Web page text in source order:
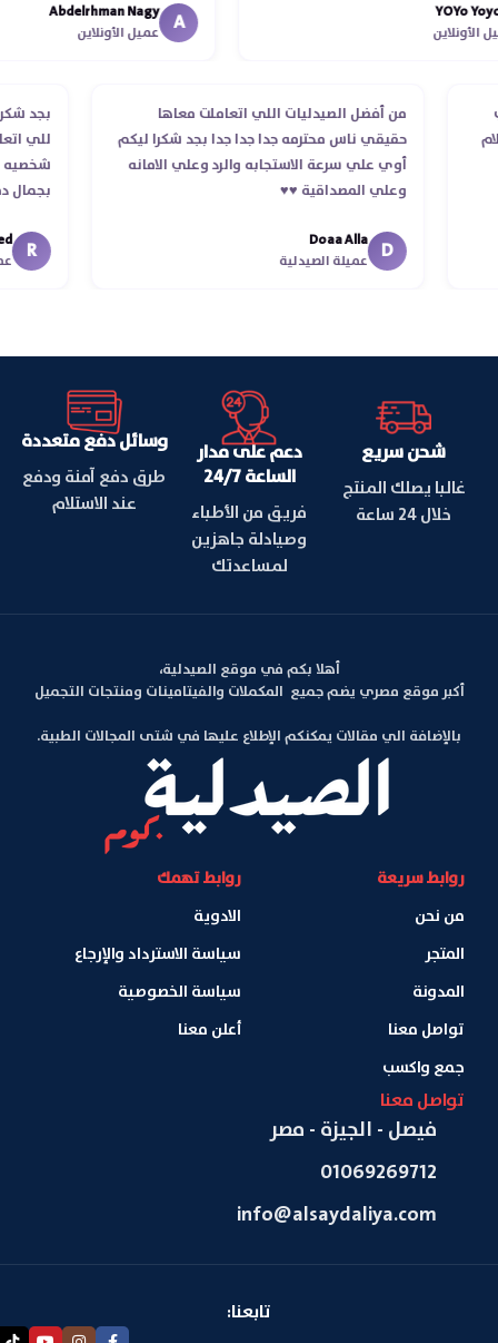
انتهاء موعد عمله ..فضل يتابع
استلمت ..شكرا جزيلا ليكم
Abdelrhman Nagy
عميل الأونلاين
من أفضل الصيدليات اللي اتعاملت معاها
حقيقي ناس محترمه جدا جدا جدا بجد شكرا ليكم
أوي علي سرعة الاستجابه والرد وعلي الامانه
وعلي المصداقية ♥️♥️‏
D
Doaa Alla
عميلة الصيدلية
شحن سريع
غالبا يصلك المنتج
خلال 24 ساعة
دعم على مدار
الساعة 24/7
فريق من الأطباء
وصيادلة جاهزين
لمساعدتك
وسائل دفع متعددة
طرق دفع آمنة ودفع
عند الاستلام
أهلا بكم في موقع الصيدلية،
أكبر موقع مصري يضم جميع المكملات والفيتامينات ومنتجات التجميل
بالإضافة الي مقالات يمكنكم الإطلاع عليها في شتى المجالات الطبية.
روابط سريعة
من نحن
المتجر
المدونة
تواصل معنا
جمع واكسب
روابط تهمك
الادوية
سياسة الاسترداد والإرجاع
سياسة الخصوصية
أعلن معنا
تواصل معنا
فيصل - الجيزة - مصر
01069269712
info@alsaydaliya.com
تابعنا: